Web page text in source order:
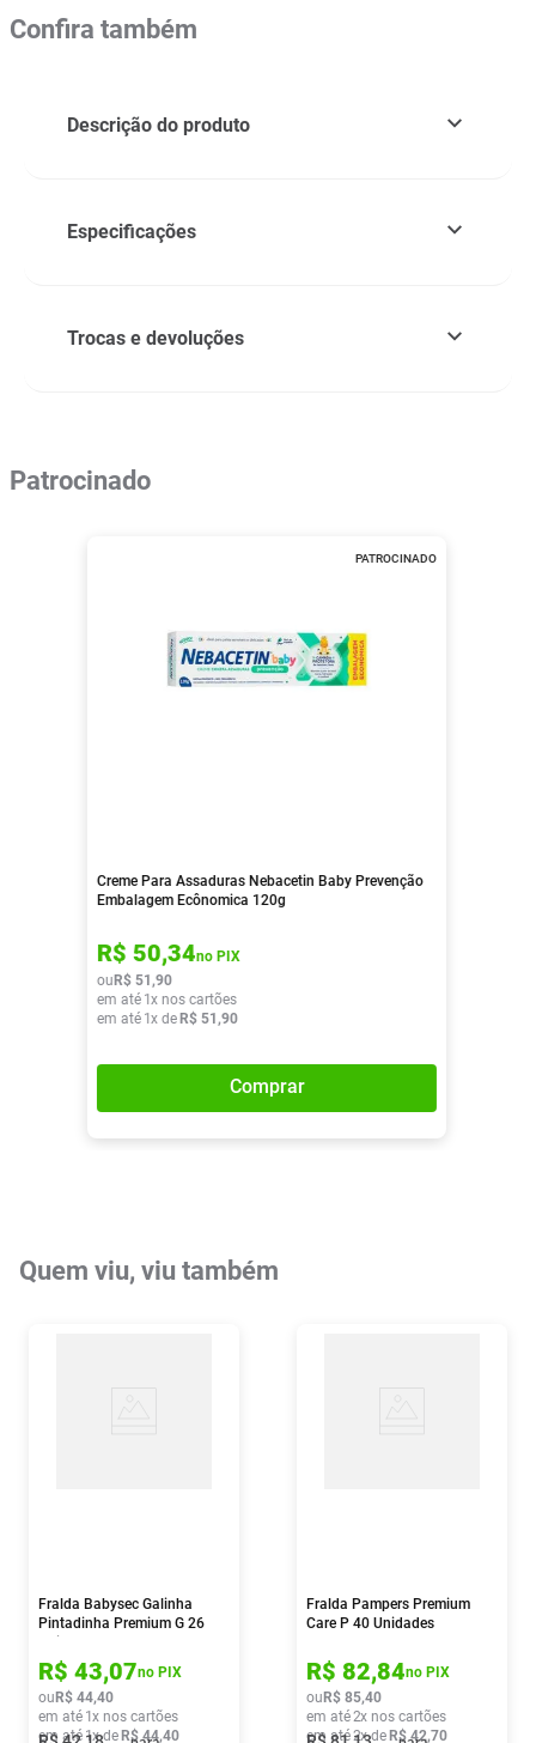
Confira também
Descrição do produto
Especificações
Trocas e devoluções
Patrocinado
PATROCINADO
Creme Para Assaduras Nebacetin Baby Prevenção
Embalagem Ecônomica 120g
R$ 50,34no PIX
ou R$ 51,90
em até 1x nos cartões
em até 1x de R$ 51,90
Comprar
Quem viu, viu também
Fralda Babysec Galinha
Pintadinha Premium G 26
R$ 43,07no PIX
ou R$ 44,40
em até 1x nos cartões
em até 1x de R$ 44,40
Fralda Pampers Premium
Care P 40 Unidades
R$ 82,84no PIX
ou R$ 85,40
em até2x nos cartões
em até2x de R$ 42,70